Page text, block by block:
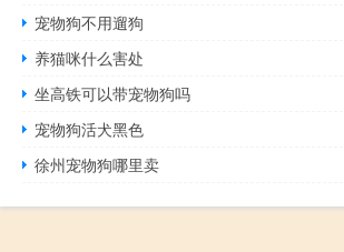
宠物狗不用遛狗
养猫咪什么害处
坐高铁可以带宠物狗吗
宠物狗活犬黑色
徐州宠物狗哪里卖